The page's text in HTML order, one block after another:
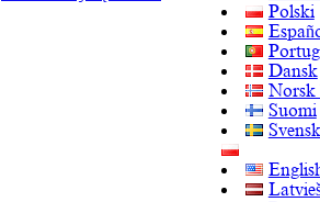
Polski
Dansk
Norsk
Suomi